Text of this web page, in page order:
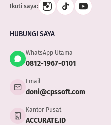
Ikuti saya:
HUBUNGI SAYA
WhatsApp Utama
0812-1967-0101
Email
doni@cpssoft.com
Kantor Pusat
ACCURATE.ID